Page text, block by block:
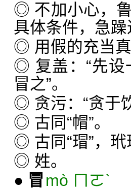
◎ 不加小心，
具体条件，急躁
◎ 用假的充当
◎ 复盖：“先设
冒之”。
◎ 贪污：“贪于
◎ 古同“帽”。
◎ 古同“瑁”，玳
◎ 姓。
● 冒 mò ㄇㄛˋ